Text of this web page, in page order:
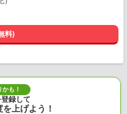
料)
も！
録して
上げよう！